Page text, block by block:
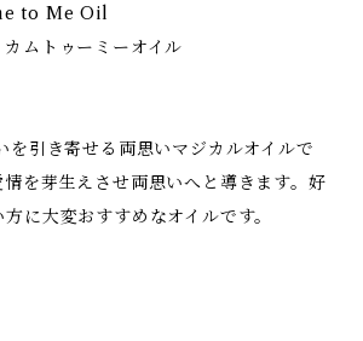
to Me Oil
ムトゥーミーオイル
を引き寄せる両思いマジカルオイルで
を芽生えさせ両思いへと導きます。好
に大変おすすめなオイルです。